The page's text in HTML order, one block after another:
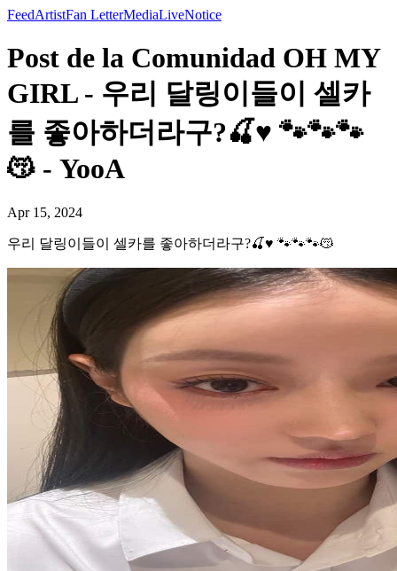
FeedArtistFan LetterMediaLiveNotice
Post de la Comunidad OH MY
GIRL - 우리 달링이들이 셀카
를 좋아하더라구?🍒♥️ 🐾🐾🐾
😽 - YooA
Apr 15, 2024
우리 달링이들이 셀카를 좋아하더라구?🍒♥️ 🐾🐾🐾😽